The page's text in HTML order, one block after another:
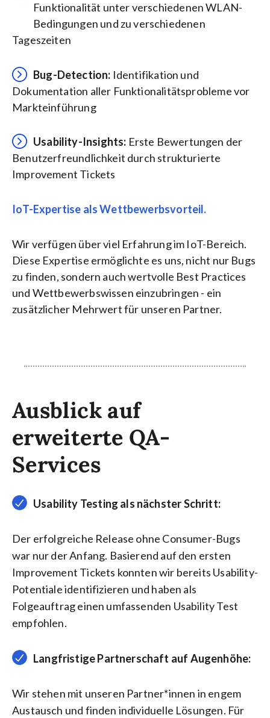
Funktionalität unter verschiedenen WLAN-
Bedingungen und zu verschiedenen
Tageszeiten
Bug-Detection: Identifikation und
Dokumentation aller Funktionalitätsprobleme vor
Markteinführung
Usability-Insights: Erste Bewertungen der
Benutzerfreundlichkeit durch strukturierte
Improvement Tickets
IoT-Expertise als Wettbewerbsvorteil.
Wir verfügen über viel Erfahrung im IoT-Bereich.
Diese Expertise ermöglichte es uns, nicht nur Bugs
zu finden, sondern auch wertvolle Best Practices
und Wettbewerbswissen einzubringen - ein
zusätzlicher Mehrwert für unseren Partner.
Ausblick auf
erweiterte QA-
Services
Usability Testing als nächster Schritt:
Der erfolgreiche Release ohne Consumer-Bugs
war nur der Anfang. Basierend auf den ersten
Improvement Tickets konnten wir bereits Usability-
Potentiale identifizieren und haben als
Folgeauftrag einen umfassenden Usability Test
empfohlen.
Langfristige Partnerschaft auf Augenhöhe:
Wir stehen mit unseren Partner*innen in engem
Austausch und finden individuelle Lösungen. Für